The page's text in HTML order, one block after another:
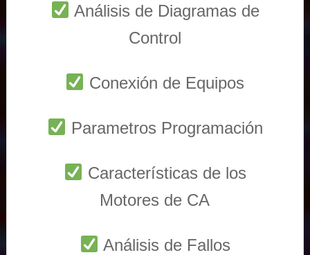
Análisis de Diagramas de
Control
Conexión de Equipos
Parametros Programación
Características de los
Motores de CA
Análisis de Fallos